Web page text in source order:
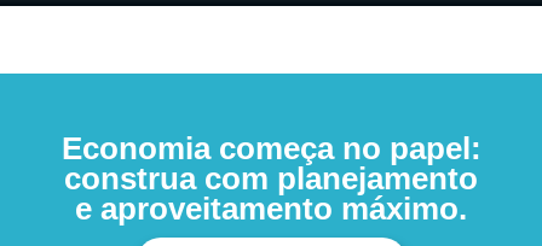
Economia começa no papel:
construa com planejamento
e aproveitamento máximo.